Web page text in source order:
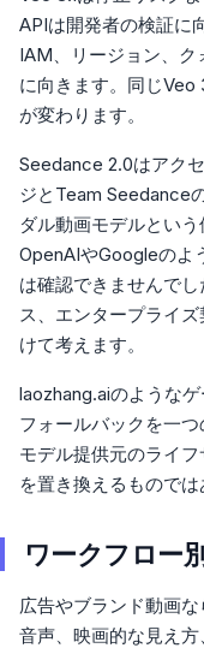
APIは開発者の検証に
IAM、リージョン、ク
に向きます。同じVeo
が変わります。
Seedance 2.0はアク
ジとTeam Seedance
ダル動画モデルとい
OpenAIやGoogleのよ
は確認できませんで
ス、エンタープライ
けて考えます。
laozhang.aiのような
フォールバックを一つ
モデル提供元のライ
を置き換えるものでは
ワークフロー
広告やブランド動画
音声、映画的な見え